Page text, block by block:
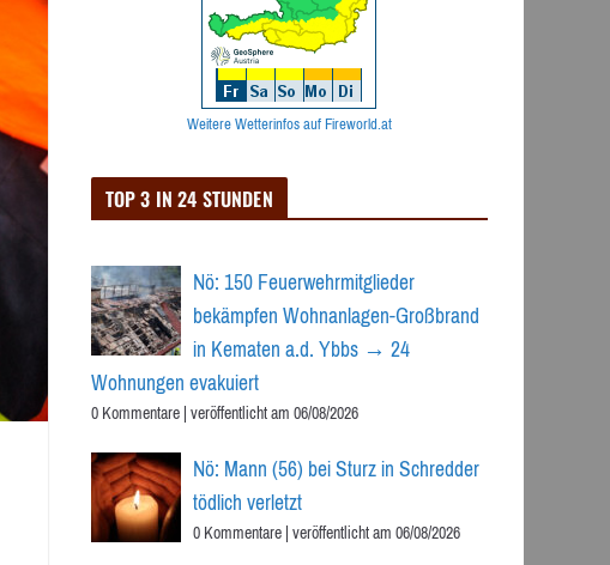
Weitere Wetterinfos auf Fireworld.at
TOP 3 IN 24 STUNDEN
Nö: 150 Feuerwehrmitglieder
bekämpfen Wohnanlagen-Großbrand
in Kematen a.d. Ybbs → 24
Wohnungen evakuiert
0 Kommentare|veröffentlicht am 06/08/2026
Nö: Mann (56) bei Sturz in Schredder
tödlich verletzt
0 Kommentare|veröffentlicht am 06/08/2026